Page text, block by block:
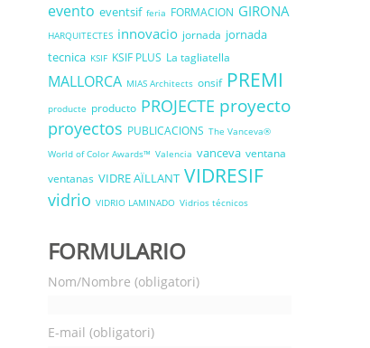
evento eventsif feria FORMACION GIRONA
HARQUITECTES innovacio jornada jornada
tecnica KSIF KSIF PLUS La tagliatella
MALLORCA MIAS Architects onsif PREMI
producte producto PROJECTE proyecto
proyectos PUBLICACIONS The Vanceva®
World of Color Awards™ Valencia vanceva ventana
ventanas VIDRE AÏLLANT VIDRESIF
vidrio VIDRIO LAMINADO Vidrios técnicos
FORMULARIO
Nom/Nombre (obligatori)
E-mail (obligatori)